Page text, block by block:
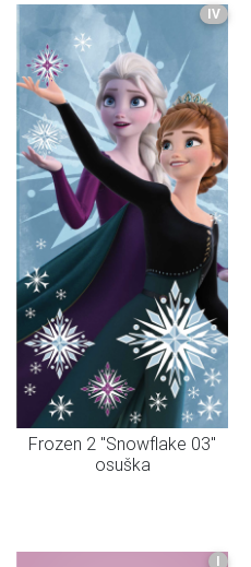
IV
Frozen 2 "Snowflake 03"
osuška
I